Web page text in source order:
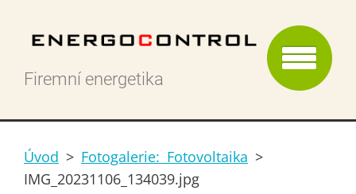
Firemní energetika
Úvod > Fotogalerie: Fotovoltaika >
IMG_20231106_134039.jpg